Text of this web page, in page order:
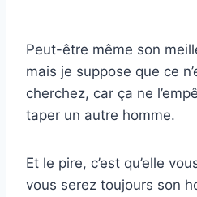
Peut-être même son
mais je suppose que ce
cherchez, car ça ne
taper un autre homme.
Et le pire, c’est qu’elle
vous serez toujours son